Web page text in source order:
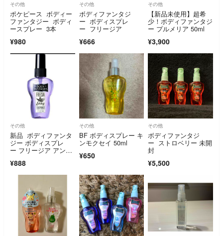
その他
ポケピース ボディー
ファンタジー ボディ
ースプレー 3本
¥980
その他
ボディファンタジ
ー ボディスプレ
ー フリージア
¥666
その他
【新品未使用】超希
少！ボディファンタジ
ー プルメリア 50ml
¥3,900
その他
新品 ボディファンタ
ジー ボディスプレ
ー フリージア アン
¥888
その他
BF ボディスプレー キ
ンモクセイ 50ml
¥650
その他
ボディファンタジ
ー ストロベリー 未開
封
¥5,500